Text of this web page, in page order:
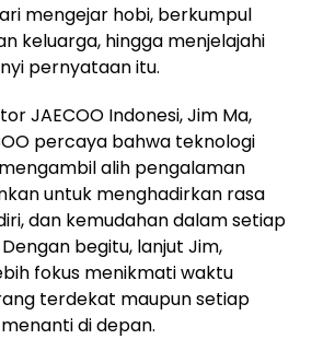
mengejar hobi, berkumpul
keluarga, hingga menjelajahi
pernyataan itu.
JAECOO Indonesi, Jim Ma,
percaya bahwa teknologi
alih pengalaman
untuk menghadirkan rasa
dan kemudahan dalam setiap
begitu, lanjut Jim,
fokus menikmati waktu
terdekat maupun setiap
di depan.